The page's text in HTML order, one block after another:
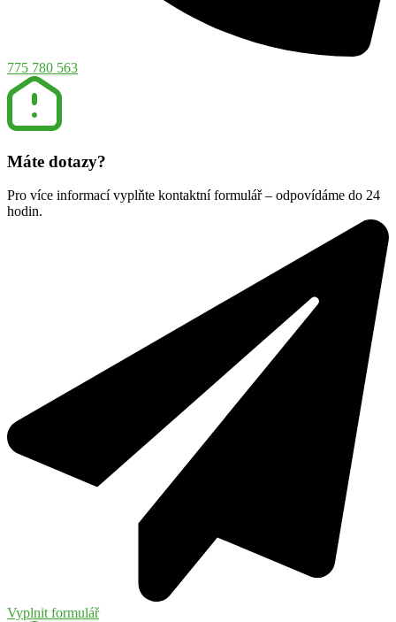
775 780 563
Máte dotazy?
Pro více informací vyplňte kontaktní formulář – odpovídáme do 24
hodin.
Vyplnit formulář